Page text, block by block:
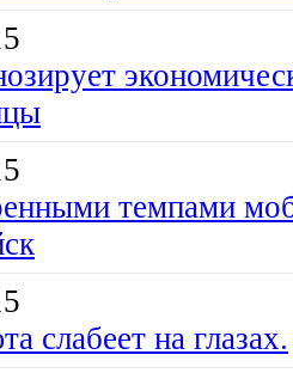
темпами
слабеет на глазах.